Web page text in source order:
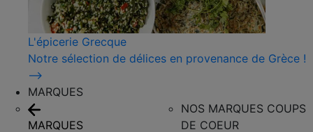
L'épicerie Grecque
Notre sélection de délices en provenance de Grèce !
⟶
MARQUES
MARQUES
NOS MARQUES COUPS
DE COEUR